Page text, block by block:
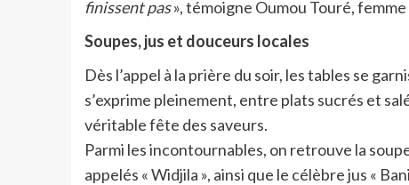
finissent pas», témoigne Oumou Touré,
Soupes, jus et douceurs locales
Dès l’appel à la prière du soir, les tables se
s’exprime pleinement, entre plats sucrés et
véritable fête des saveurs.
Parmi les incontournables, on retrouve la
appelés « Widjila », ainsi que le célèbre jus «